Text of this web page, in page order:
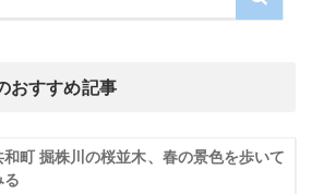
おすすめ記事
和町 掘株川の桜並木、春の景色を歩いて
る